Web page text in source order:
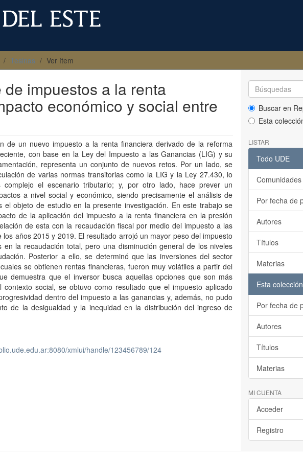
Tesinas Ver ítem
impuestos a la renta
económico y social entre
de un nuevo impuesto a la renta financiera derivado de la reforma
con base en la Ley del Impuesto a las Ganancias (LIG) y su
representa un conjunto de nuevos retos. Por un lado, se
de varias normas transitorias como la LIG y la Ley 27.430, lo
complejo el escenario tributario; y, por otro lado, hace prever un
a nivel social y económico, siendo precisamente el análisis de
el objeto de estudio en la presente investigación. En este trabajo se
de la aplicación del impuesto a la renta financiera en la presión
de esta con la recaudación fiscal por medio del impuesto a las
los años 2015 y 2019. El resultado arrojó un mayor peso del impuesto
en la recaudación total, pero una disminución general de los niveles
Posterior a ello, se determinó que las inversiones del sector
se obtienen rentas financieras, fueron muy volátiles a partir del
demuestra que el inversor busca aquellas opciones que son más
contexto social, se obtuvo como resultado que el impuesto aplicado
dentro del impuesto a las ganancias y, además, no pudo
de la desigualdad y la inequidad en la distribución del ingreso de
xmlui/handle/123456789/124
Buscar en
Esta
LISTAR
Todo UDE
Por fecha de
Autores
Títulos
Materias
Esta colección
Por fecha de
Autores
Títulos
Materias
MI CUENTA
Acceder
Registro